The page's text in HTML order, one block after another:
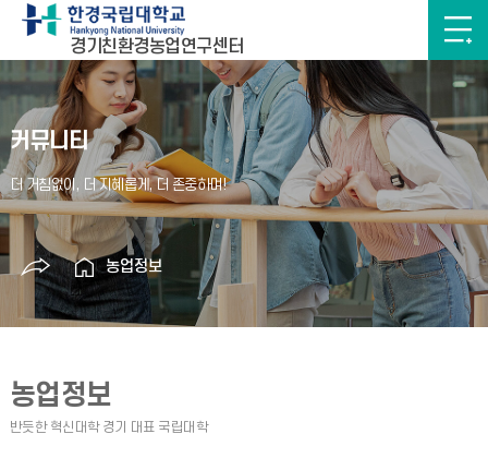
경기친환경농업연구센터
커뮤니티
농업정보
농업정보